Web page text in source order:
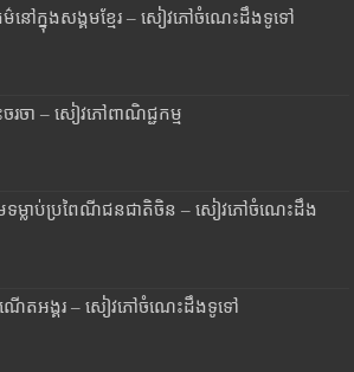
ៅក្នុងសង្គមខ្មែរ – សៀវភៅចំណេះដឹងទូទៅ
រចា – សៀវភៅពាណិជ្ជកម្ម
ម្លាប់ប្រពៃណីជនជាតិចិន – សៀវភៅចំណេះដឹង
ើតអង្គរ – សៀវភៅចំណេះដឹងទូទៅ